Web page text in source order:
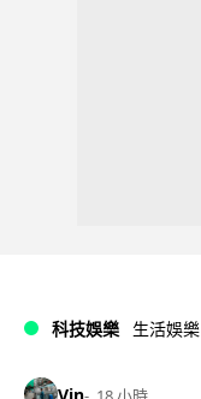
科技娛樂 生活娛樂